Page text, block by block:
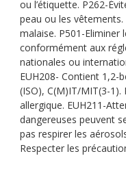
ou l’étiquette. P262-
peau ou les
malaise. P501-Eliminer
conformément aux
nationales ou
EUH208- Contient 1,2-
(ISO), C(M)IT/MIT(3-
allergique. EUH211-
dangereuses peuvent
pas respirer les
Respecter les